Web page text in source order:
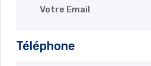
Téléphone